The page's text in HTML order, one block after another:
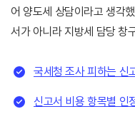
어 양도세 상담이라고 생각
서가 아니라 지방세 담당 창
국세청 조사 피하는 신
신고서 비용 항목별 인